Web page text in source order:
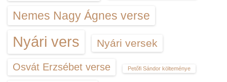
Nemes Nagy Ágnes verse
Nyári vers Nyári versek
Osvát Erzsébet verse Petőfi Sándor költeménye